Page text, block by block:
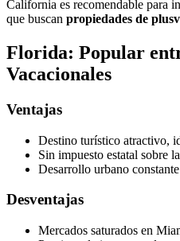
California es recomendable para
que buscan propiedades de
Florida: Popular
Vacacionales
Ventajas
Destino turístico atractivo,
Sin impuesto estatal sobre
Desarrollo urbano
Desventajas
Mercados saturados en